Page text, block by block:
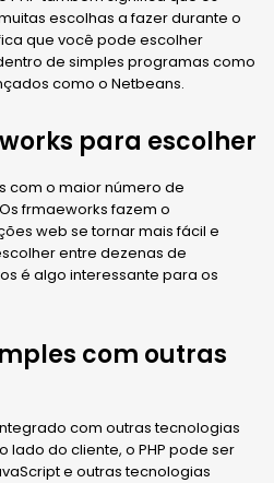
escolhas a fazer durante o
que você pode escolher
de simples programas como
como o Netbeans.
para escolher
com o maior número de
frmaeworks fazem o
web se tornar mais fácil e
entre dezenas de
é algo interessante para os
com outras
com outras tecnologias
lado do cliente, o PHP pode ser
e outras tecnologias